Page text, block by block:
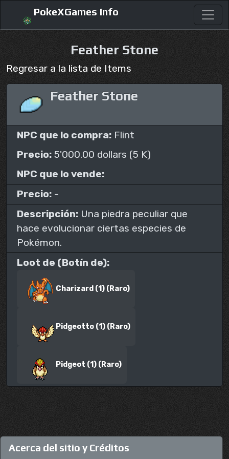
PokeXGames Info
Feather Stone
Regresar a la lista de Items
Feather Stone
NPC que lo compra: Flint
Precio: 5'000.00 dollars (5 K)
NPC que lo vende:
Precio: -
Descripción: Una piedra peculiar que
hace evolucionar ciertas especies de
Pokémon.
Loot de (Botín de):
Charizard (1) (Raro)
Pidgeotto (1) (Raro)
Pidgeot (1) (Raro)
Acerca del sitio y Créditos